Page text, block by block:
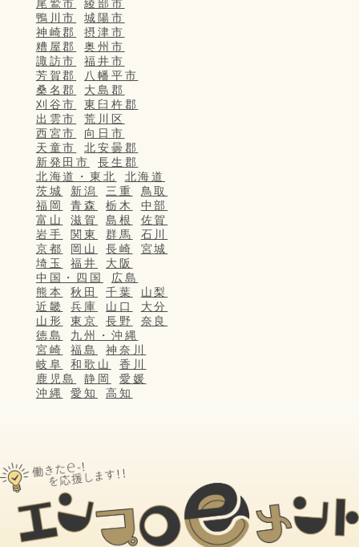
尾鷲市
綾部市
鴨川市
城陽市
神崎郡
摂津市
糟屋郡
奥州市
諏訪市
福井市
芳賀郡
八幡平市
桑名郡
大島郡
刈谷市
東臼杵郡
出雲市
荒川区
西宮市
向日市
天童市
北安曇郡
新発田市
長生郡
北海道・東北
北海道
茨城
新潟 三重
鳥取
福岡
青森 栃木
中部
富山
滋賀 島根
佐賀
岩手
関東 群馬
石川
京都
岡山 長崎
宮城
埼玉
福井
大阪
中国・四国
広島
熊本
秋田 千葉
山梨
近畿
兵庫 山口
大分
山形
東京 長野
奈良
徳島
九州・沖縄
宮崎
福島
神奈川
岐阜
和歌山
香川
鹿児島
静岡
愛媛
沖縄
愛知 高知